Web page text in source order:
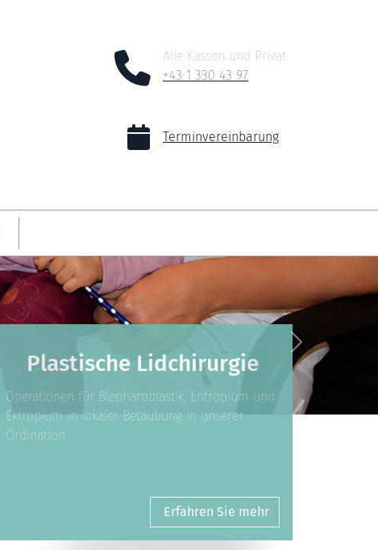
Alle Kassen und Privat
+43 1 330 43 97
Terminvereinbarung
Next
Plastische Lidchirurgie
Operationen für Blepharoplastik, Entropium und
Ektropium in lokaler Betäubung in unserer
Ordination
Erfahren Sie mehr